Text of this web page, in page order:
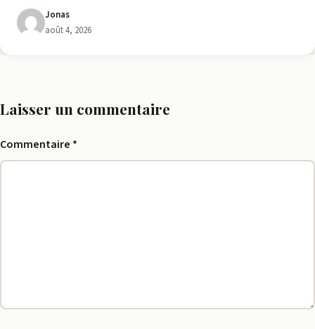
Jonas
août 4, 2026
Laisser un commentaire
Commentaire *